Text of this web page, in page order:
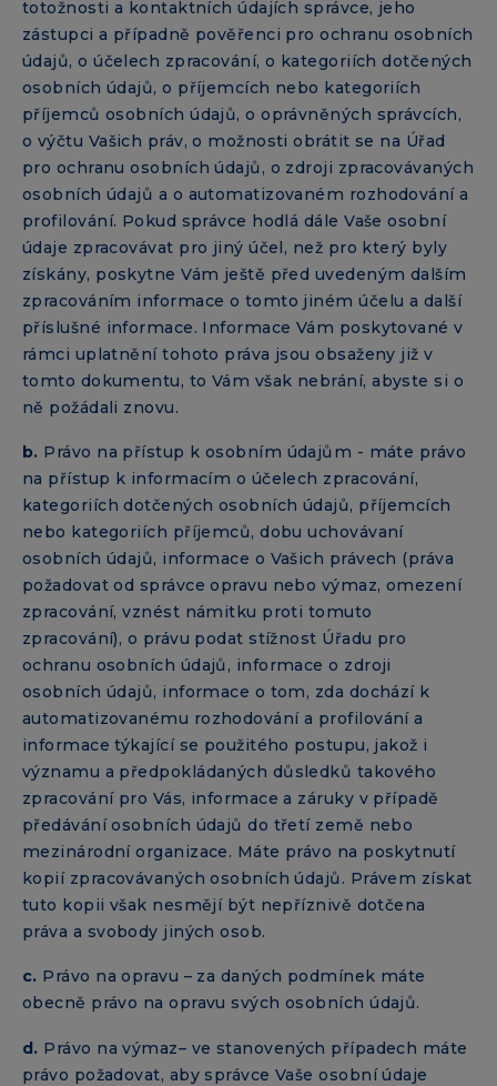
totožnosti a kontaktních údajích správce, jeho
zástupci a případně pověřenci pro ochranu osobních
údajů, o účelech zpracování, o kategoriích dotčených
osobních údajů, o příjemcích nebo kategoriích
příjemců osobních údajů, o oprávněných správcích,
o výčtu Vašich práv, o možnosti obrátit se na Úřad
pro ochranu osobních údajů, o zdroji zpracovávaných
osobních údajů a o automatizovaném rozhodování a
profilování. Pokud správce hodlá dále Vaše osobní
údaje zpracovávat pro jiný účel, než pro který byly
získány, poskytne Vám ještě před uvedeným dalším
zpracováním informace o tomto jiném účelu a další
příslušné informace. Informace Vám poskytované v
rámci uplatnění tohoto práva jsou obsaženy již v
tomto dokumentu, to Vám však nebrání, abyste si o
ně požádali znovu.
b. Právo na přístup k osobním údajům - máte právo
na přístup k informacím o účelech zpracování,
kategoriích dotčených osobních údajů, příjemcích
nebo kategoriích příjemců, dobu uchovávaní
osobních údajů, informace o Vašich právech (práva
požadovat od správce opravu nebo výmaz, omezení
zpracování, vznést námitku proti tomuto
zpracování), o právu podat stížnost Úřadu pro
ochranu osobních údajů, informace o zdroji
osobních údajů, informace o tom, zda dochází k
automatizovanému rozhodování a profilování a
informace týkající se použitého postupu, jakož i
významu a předpokládaných důsledků takového
zpracování pro Vás, informace a záruky v případě
předávání osobních údajů do třetí země nebo
mezinárodní organizace. Máte právo na poskytnutí
kopií zpracovávaných osobních údajů. Právem získat
tuto kopii však nesmějí být nepříznivě dotčena
práva a svobody jiných osob.
c. Právo na opravu – za daných podmínek máte
obecně právo na opravu svých osobních údajů.
d. Právo na výmaz– ve stanovených případech máte
právo požadovat, aby správce Vaše osobní údaje